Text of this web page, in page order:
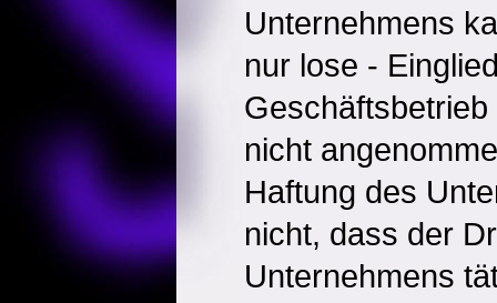
Unternehmens
nur lose -
nicht
Haftung des
nicht, dass der
Unternehmens